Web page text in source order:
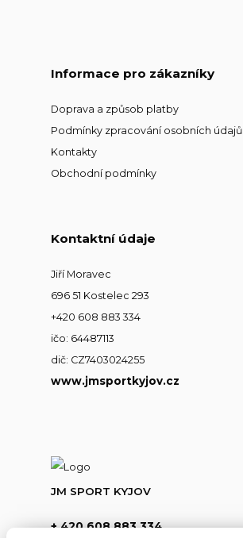
Informace pro zákazníky
Doprava a způsob platby
Podmínky zpracování osobních údajů
Kontakty
Obchodní podmínky
Kontaktní údaje
Jiří Moravec
696 51 Kostelec 293
+420 608 883 334
ičo: 64487113
dič: CZ7403024255
www.jmsportkyjov.cz
JM SPORT KYJOV
+ 420 608 883 334